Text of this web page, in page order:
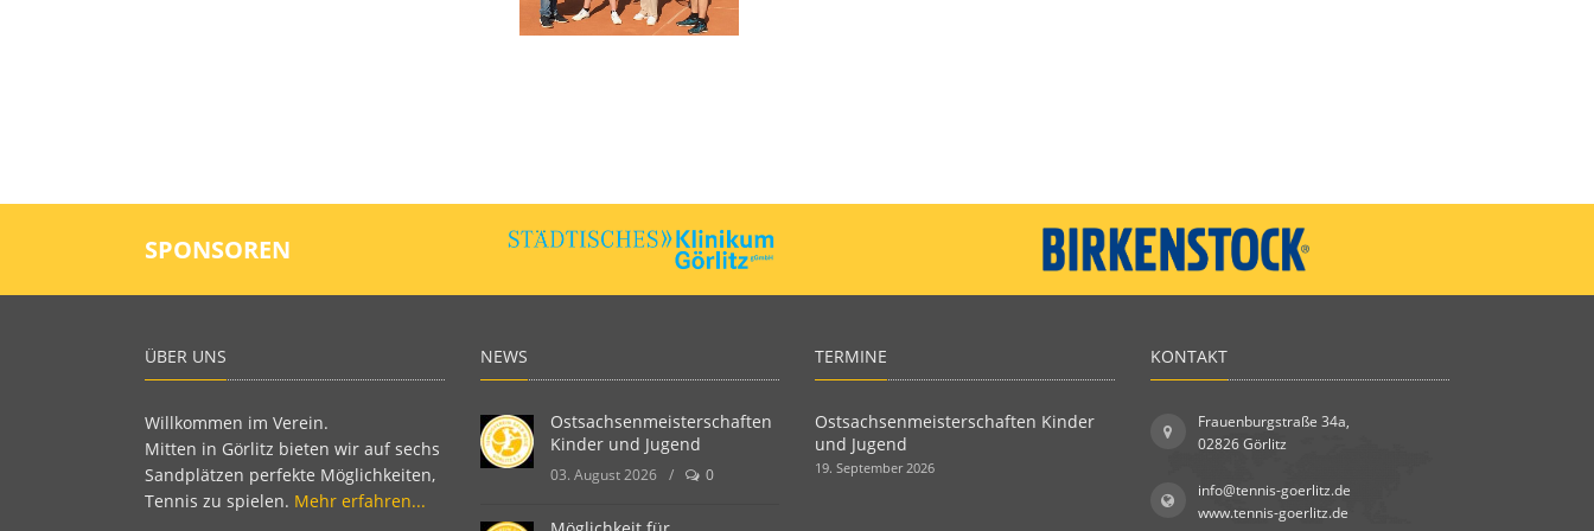
SPONSOREN
ÜBER UNS
Willkommen im Verein.
Mitten in Görlitz bieten wir auf sechs
Sandplätzen perfekte Möglichkeiten,
Tennis zu spielen. Mehr erfahren...
NEWS
Ostsachsenmeisterschaften
Kinder und Jugend
03. August 2026 / 0
TERMINE
Ostsachsenmeisterschaften Kinder
und Jugend
19. September 2026
KONTAKT
Frauenburgstraße 34a,
02826 Görlitz
info@tennis-goerlitz.de
www.tennis-goerlitz.de